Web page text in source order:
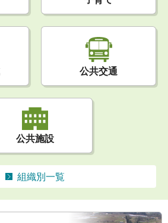
公共交通
公共施設
組織別一覧